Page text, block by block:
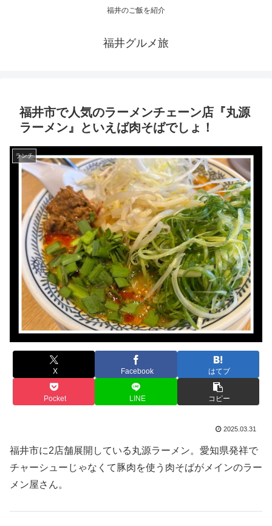
福井のご飯を紹介
福井グルメ旅
福井市で人気のラーメンチェーン店『丸源
ラーメン』といえば肉そばでしょ！
ランチ
X Facebook はてブ
Pocket LINE コピー
2025.03.31
福井市に2店舗展開している丸源ラーメン。愛知県発祥で
チャーシューじゃなくて豚肉を使う肉そばがメインのラー
メン屋さん。